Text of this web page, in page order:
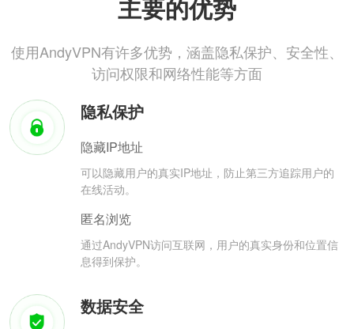
主要的优势
使用AndyVPN有许多优势，涵盖隐私保护、安全性、
访问权限和网络性能等方面
隐私保护
隐藏IP地址
可以隐藏用户的真实IP地址，防止第三方追踪用户的
在线活动。
匿名浏览
通过AndyVPN访问互联网，用户的真实身份和位置信
息得到保护。
数据安全